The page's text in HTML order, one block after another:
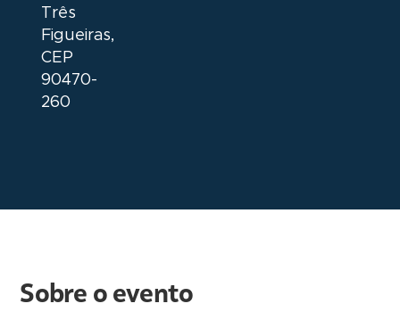
Três
Figueiras,
CEP
90470-
260
Sobre o evento